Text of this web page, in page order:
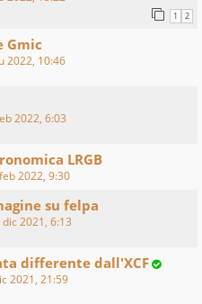
1 2
Gmic
2022, 10:46
2022, 6:03
LRGB
2022, 9:30
su felpa
2021, 6:13
differente dall'XCF
2021, 21:59